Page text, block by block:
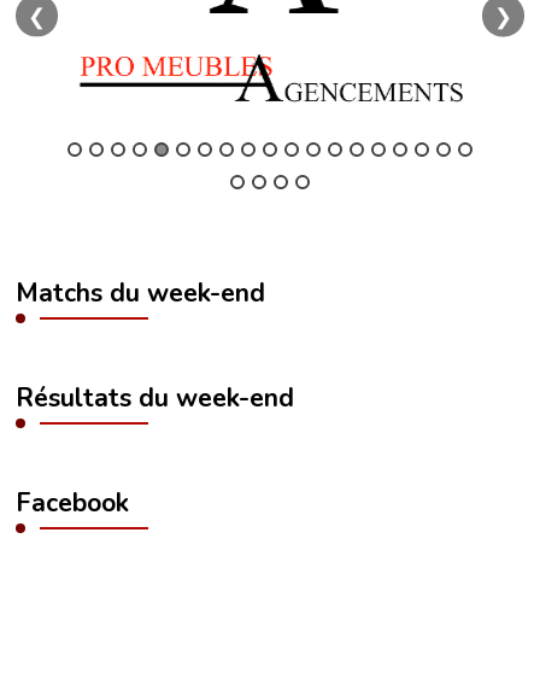
❮ ❯
Matchs du week-end
Résultats du week-end
Facebook